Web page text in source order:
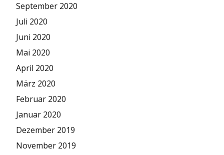
September 2020
Juli 2020
Juni 2020
Mai 2020
April 2020
März 2020
Februar 2020
Januar 2020
Dezember 2019
November 2019